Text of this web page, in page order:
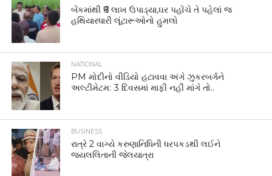
બેંકમાંથી ₹6 લાખ ઉપાડ્યા,ઘર પહોંચે તે પહેલાં જ
હથિયારધારી લૂંટારૂઓનો હુમલો
NATIONAL
PM મોદીનો વીડિયો હટાવવા અંગે ઝુકરબર્ગને
અલ્ટીમેટમ: 3 દિવસમાં માફી નહીં માંગે તો..
BUSINESS
રાત્રે 2 વાગ્યે કરુણાનિધિની ધરપકડથી લઈને
જયલલિતાની જેલયાત્રા